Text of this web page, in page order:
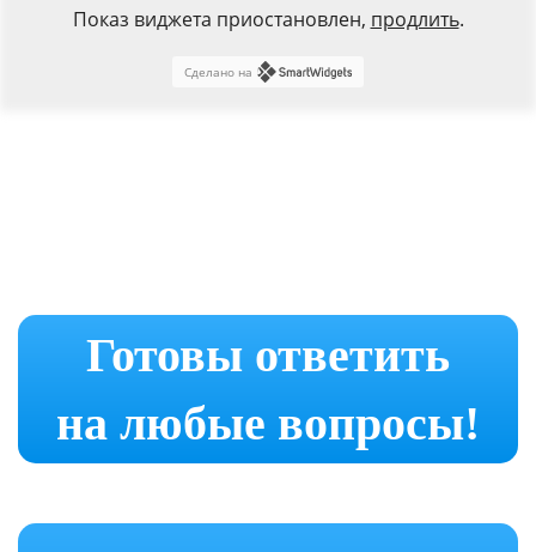
Показ виджета приостановлен, продлить.
Сделано на
Готовы ответить
на любые вопросы!